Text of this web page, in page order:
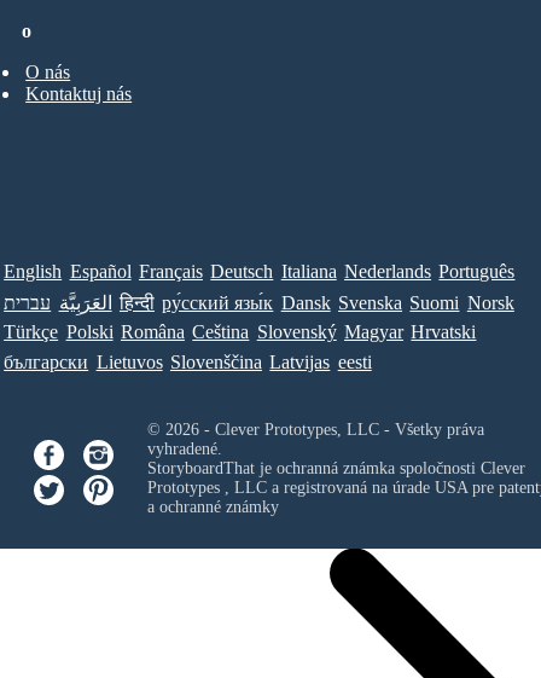
o
O nás
Kontaktuj nás
English Español Français Deutsch Italiana Nederlands Português
עברית العَرَبِيَّة हिन्दी ру́сский язы́к Dansk Svenska Suomi Norsk
Türkçe Polski Româna Ceština Slovenský Magyar Hrvatski
български Lietuvos Slovenščina Latvijas eesti
© 2026 - Clever Prototypes, LLC - Všetky práva
vyhradené.
StoryboardThat je ochranná známka spoločnosti Clever
Prototypes , LLCa registrovaná na úrade USA pre
a ochranné známky